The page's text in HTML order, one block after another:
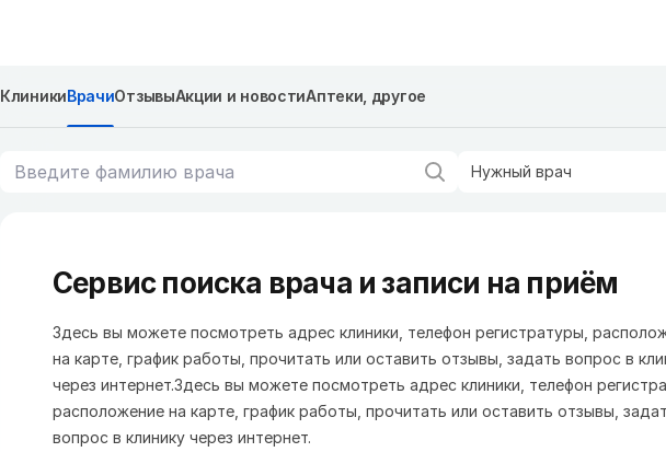
КлиникиВрачиОтзывыАкции и новостиАптеки, другое
Нужный врач
Сервис поиска врача и записи на приём
Здесь вы можете посмотреть адрес клиники, телефон регистратуры,
на карте, график работы, прочитать или оставить отзывы, задать вопрос в
через интернет.Здесь вы можете посмотреть адрес клиники, телефон
расположение на карте, график работы, прочитать или оставить отзывы,
вопрос в клинику через интернет.